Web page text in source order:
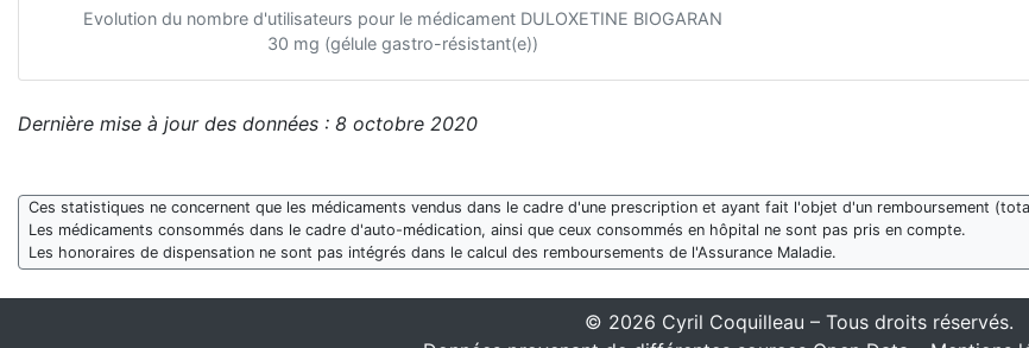
Evolution du nombre d'utilisateurs pour le médicament DULOXETINE BIOGARAN
30 mg (gélule gastro-résistant(e))
Dernière mise à jour des données : 8 octobre 2020
Ces statistiques ne concernent que les médicaments vendus dans le cadre d'une prescription et ayant fait l'objet d'un remboursement
Les médicaments consommés dans le cadre d'auto-médication, ainsi que ceux consommés en hôpital ne sont pas pris en compte.
Les honoraires de dispensation ne sont pas intégrés dans le calcul des remboursements de l'Assurance Maladie.
© 2026 Cyril Coquilleau – Tous droits réservés.